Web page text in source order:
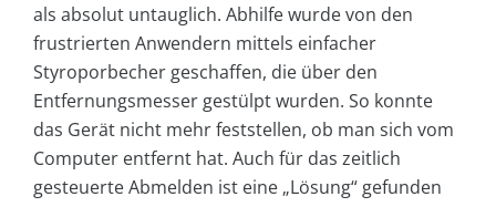
als absolut untauglich. Abhilfe wurde von den
frustrierten Anwendern mittels einfacher
Styroporbecher geschaffen, die über den
Entfernungsmesser gestülpt wurden. So konnte
das Gerät nicht mehr feststellen, ob man sich vom
Computer entfernt hat. Auch für das zeitlich
gesteuerte Abmelden ist eine „Lösung“ gefunden